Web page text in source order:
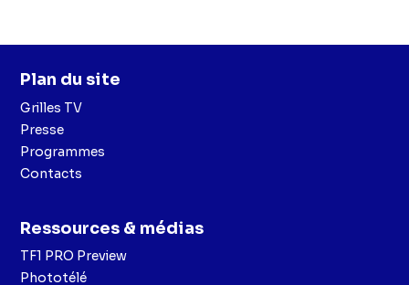
Plan du site
Grilles TV
Presse
Programmes
Contacts
Ressources & médias
TF1 PRO Preview
Phototélé